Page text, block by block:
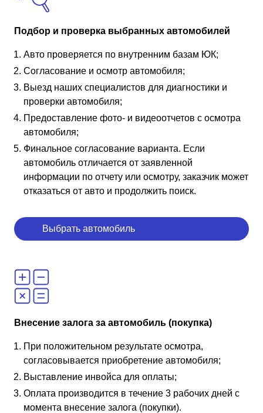
Подбор и проверка выбранных автомобилей
Авто проверяется по внутренним базам ЮК;
Согласование и осмотр автомобиля;
Выезд наших специалистов для диагностики и
проверки автомобиля;
Предоставление фото- и видеоотчетов с осмотра
автомобиля;
Финальное согласование варианта. Если
автомобиль отличается от заявленной
информации по отчету или осмотру, заказчик может
отказаться от авто и продолжить поиск.
Выбрать автомобиль
Внесение залога за автомобиль (покупка)
При положительном результате осмотра,
согласовывается приобретение автомобиля;
Выставление инвойса для оплаты;
Оплата производится в течение 3 рабочих дней с
момента внесение залога (покупки).